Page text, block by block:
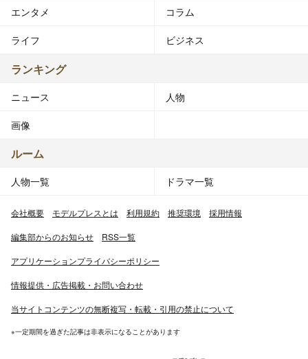
エンタメ コラム
ライフ ビジネス
ランキング
ニュース 人物
画像
ルーム
人物一覧 ドラマ一覧
会社概要 モデルプレスとは 利用規約 推奨環境 採用情報
編集部からのお知らせ RSS一覧
アプリケーションプライバシーポリシー
情報提供・広告掲載・お問い合わせ
当サイトコンテンツの無断複写・転載・引用の禁止について
※一定期間を過ぎた記事は非表示になることがあります